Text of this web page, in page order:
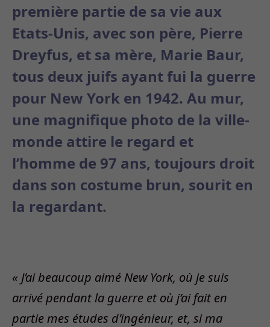
première partie de sa vie aux
Etats-Unis, avec son père, Pierre
Dreyfus, et sa mère, Marie Baur,
tous deux juifs ayant fui la guerre
pour New York en 1942. Au mur,
une magnifique photo de la ville-
monde attire le regard et
l’homme de 97 ans, toujours droit
dans son costume brun, sourit en
la regardant.
« J’ai beaucoup aimé New York, où je suis
arrivé pendant la guerre et où j’ai fait en
partie mes études d’ingénieur, et, si ma